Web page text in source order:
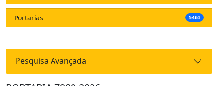
Portarias 5463
Pesquisa Avançada